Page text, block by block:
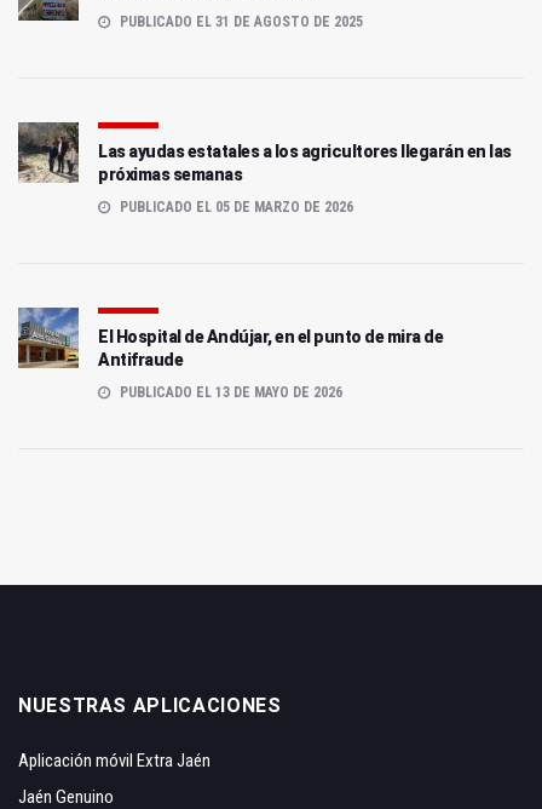
PUBLICADO EL 31 DE AGOSTO DE 2025
Las ayudas estatales a los agricultores llegarán en las
próximas semanas
PUBLICADO EL 05 DE MARZO DE 2026
El Hospital de Andújar, en el punto de mira de
Antifraude
PUBLICADO EL 13 DE MAYO DE 2026
NUESTRAS APLICACIONES
Aplicación móvil Extra Jaén
Jaén Genuino